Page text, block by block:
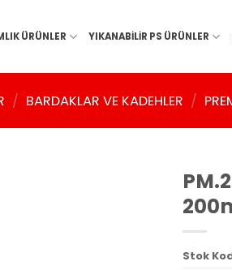
ÜRÜNLER YIKANABİLİR PS ÜRÜNLER
/ BARDAKLAR VE KADEHLER /
Stok